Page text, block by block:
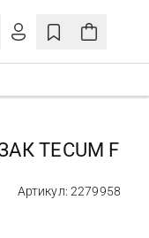
КАБИНЕТ
ЗАПИСЬ
TECUM F
Артикул: 2279958